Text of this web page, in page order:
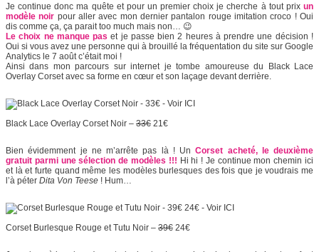
Je continue donc ma quête et pour un premier choix je cherche à tout prix un
modèle noir pour aller avec mon dernier pantalon rouge imitation croco ! Oui
dis comme ça, ça parait too much mais non… 😉
Le choix ne manque pas et je passe bien 2 heures à prendre une décision !
Oui si vous avez une personne qui à brouillé la fréquentation du site sur Google
Analytics le 7 août c’était moi !
Ainsi dans mon parcours sur internet je tombe amoureuse du Black Lace
Overlay Corset avec sa forme en cœur et son laçage devant derrière.
Black Lace Overlay Corset Noir – 33€ 21€
Bien évidemment je ne m’arrête pas là ! UnCorset acheté, le deuxième
gratuit parmi une sélection de modèles !!! Hi hi ! Je continue mon chemin ici
et là et furte quand même les modèles burlesques des fois que je voudrais me
l’à péter Dita Von Teese ! Hum…
Corset Burlesque Rouge et Tutu Noir – 39€ 24€